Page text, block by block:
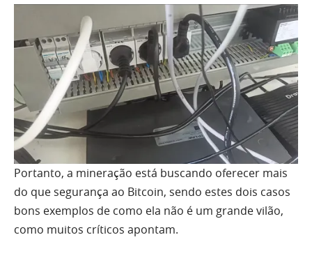
Portanto, a mineração está buscando oferecer mais
do que segurança ao Bitcoin, sendo estes dois casos
bons exemplos de como ela não é um grande vilão,
como muitos críticos apontam.